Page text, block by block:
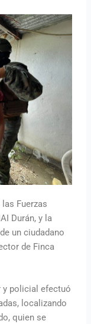
Fuerzas
Durán, y la
un ciudadano
de Finca
y policial efectuó
localizando
quien se